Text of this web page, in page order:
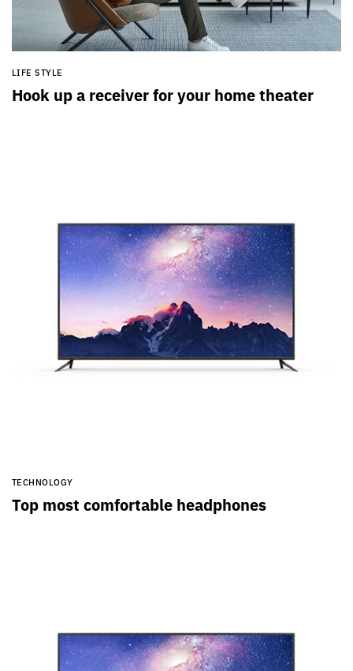
LIFE STYLE
Hook up a receiver for your home theater
TECHNOLOGY
Top most comfortable headphones